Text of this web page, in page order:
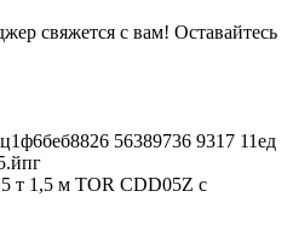
свяжется с вам! Оставайтесь
т 1,5 м TOR CDD05Z с